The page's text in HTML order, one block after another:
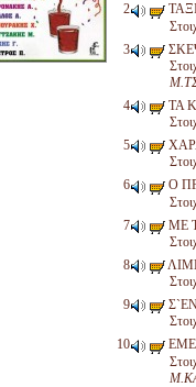
ΤΑ
Ο
ΜΕ